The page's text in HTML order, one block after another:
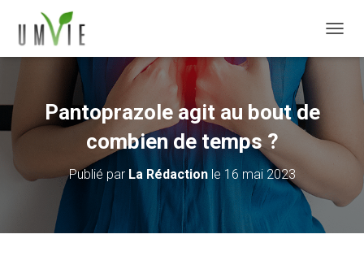
Pantoprazole agit au bout de
combien de temps ?
Publié par La Rédactionle 16 mai 2023